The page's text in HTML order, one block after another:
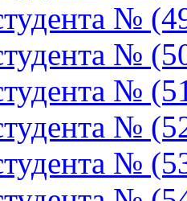
№
№
№
№
№